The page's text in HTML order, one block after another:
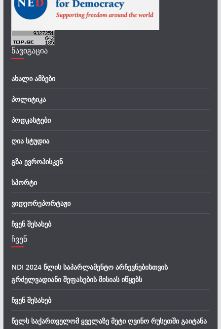
ნავიგაცია
ახალი ამბები
პოლიტიკა
პოდკასტები
ღია სტუდია
გზა ევროპისკენ
სპორტი
ვიდეორეპორტაჟი
ჩვენ შესახებ
ჩვენ
NDI 2024 წლის საპარლამენტო არჩევნებისთვის
გრძელვადიანი შეფასების მისიას იწყებს
ჩვენ შესახებ
წელს საქართველომ ყველაზე მეტი ღვინო რუსეთში გაიტანა